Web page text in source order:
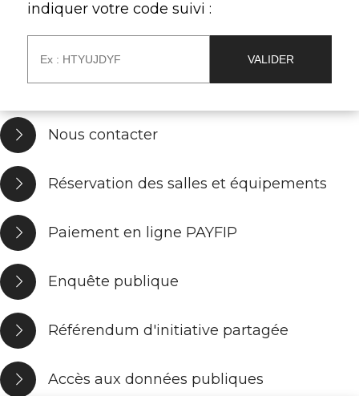
indiquer votre code suivi :
Nous contacter
Réservation des salles et équipements
Paiement en ligne PAYFIP
Enquête publique
Référendum d'initiative partagée
Accès aux données publiques